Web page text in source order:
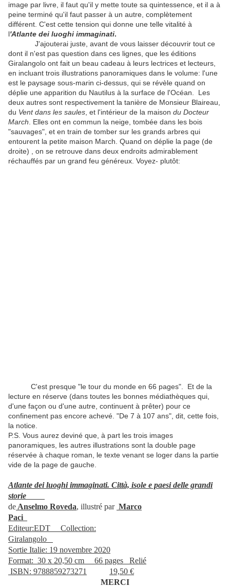
image par livre, il faut qu'il y mette toute sa quintessence, et il a à
peine terminé qu'il faut passer à un autre, complètement
différent. C'est cette tension qui donne une telle vitalité à
l'Atlante dei luoghi immaginati.
J'ajouterai juste, avant de vous laisser découvrir tout ce
dont il n'est pas question dans ces lignes, que les éditions
Giralangolo ont fait un beau cadeau à leurs lectrices et lecteurs,
en incluant trois illustrations panoramiques dans le volume: l'une
est le paysage sous-marin ci-dessus, qui se révèle quand on
déplie une apparition du Nautilus à la surface de l'Océan. Les
deux autres sont respectivement la tanière de Monsieur Blaireau,
du Vent dans les saules , et l'intérieur de la maison du Docteur
March . Elles ont en commun la neige, tombée dans les bois
"sauvages", et en train de tomber sur les grands arbres qui
entourent la petite maison March. Quand on déplie la page (de
droite) , on se retrouve dans deux endroits admirablement
réchauffés par un grand feu généreux. Voyez- plutôt:
C'est presque "le tour du monde en 66 pages". Et de la
lecture en réserve (dans toutes les bonnes médiathèques qui,
d'une façon ou d'une autre, continuent à prêter) pour ce
confinement pas encore achevé. "De 7 à 107 ans", dit, cette fois,
la notice.
P.S. Vous aurez deviné que, à part les trois images
panoramiques, les autres illustrations sont la double page
réservée à chaque roman, le texte venant se loger dans la partie
vide de la page de gauche.
Atlante dei luoghi immaginati. Città, isole e paesi delle grandi
storie
de Anselmo Roveda, illustré par Marco
Paci
Editeur:EDT Collection:
Giralangolo
Sortie Italie: 19 novembre 2020
Format: 30 x 20,50 cm 66 pages Relié
ISBN: 9788859273271
19,50 €
MERCI